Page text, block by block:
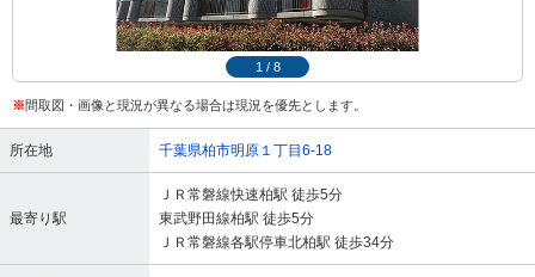
1 / 8
※間取図・画像と現況が異なる場合は現況を優先とします。
所在地 千葉県柏市明原１丁目6-18
最寄り駅
ＪＲ常磐線快速柏駅 徒歩5分
東武野田線柏駅 徒歩5分
ＪＲ常磐線各駅停車北柏駅 徒歩34分